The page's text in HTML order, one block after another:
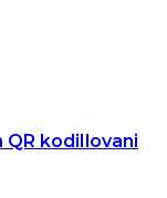
Ilovani